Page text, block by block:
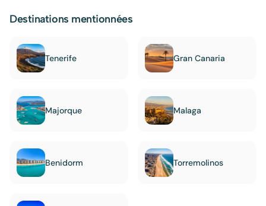
Destinations mentionnées
Tenerife Gran Canaria
Majorque Malaga
Benidorm Torremolinos